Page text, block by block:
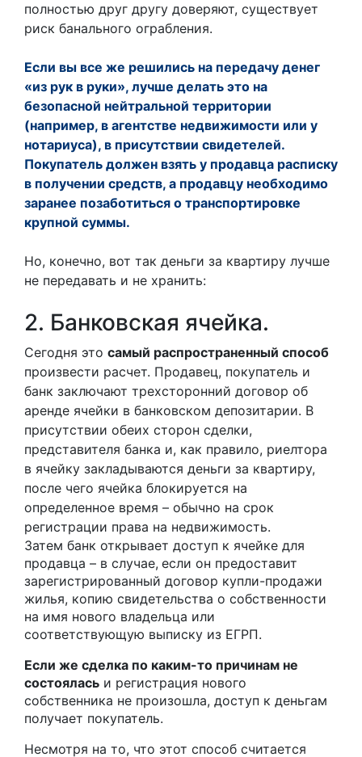
полностью друг другу доверяют, существует
риск банального ограбления.
Если вы все же решились на передачу денег
«из рук в руки», лучше делать это на
безопасной нейтральной территории
(например, в агентстве недвижимости или у
нотариуса), в присутствии свидетелей.
Покупатель должен взять у продавца расписку
в получении средств, а продавцу необходимо
заранее позаботиться о транспортировке
крупной суммы.
Но, конечно, вот так деньги за квартиру лучше
не передавать и не хранить:
2. Банковская ячейка.
Сегодня это самый распространенный способ
произвести расчет. Продавец, покупатель и
банк заключают трехсторонний договор об
аренде ячейки в банковском депозитарии. В
присутствии обеих сторон сделки,
представителя банка и, как правило, риелтора
в ячейку закладываются деньги за квартиру,
после чего ячейка блокируется на
определенное время – обычно на срок
регистрации права на недвижимость.
Затем банк открывает доступ к ячейке для
продавца – в случае, если он предоставит
зарегистрированный договор купли-продажи
жилья, копию свидетельства о собственности
на имя нового владельца или
соответствующую выписку из ЕГРП.
Если же сделка по каким-то причинам не
состоялась и регистрация нового
собственника не произошла, доступ к деньгам
получает покупатель.
Несмотря на то, что этот способ считается